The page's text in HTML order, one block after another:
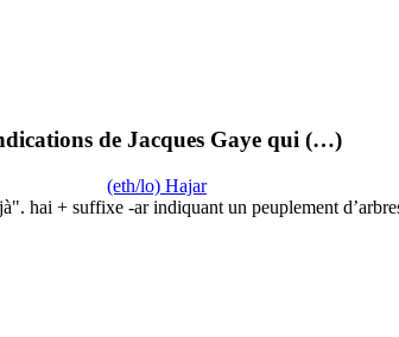
de Jacques Gaye qui (…)
(eth/lo) Hajar
hai + suffixe -ar indiquant un peuplement